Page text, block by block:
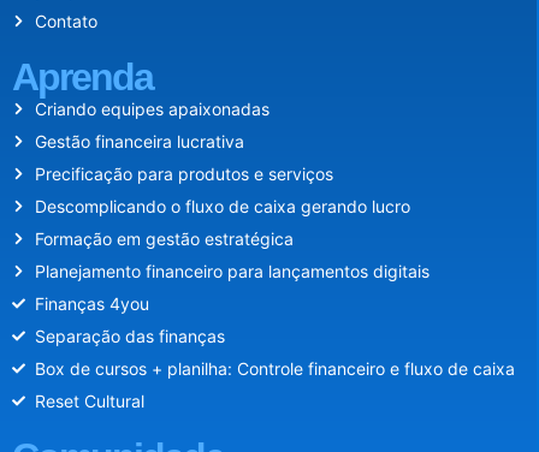
Contato
Aprenda
Criando equipes apaixonadas
Gestão financeira lucrativa
Precificação para produtos e serviços
Descomplicando o fluxo de caixa gerando lucro
Formação em gestão estratégica
Planejamento financeiro para lançamentos digitais
Finanças 4you
Separação das finanças
Box de cursos + planilha: Controle financeiro e fluxo de caixa
Reset Cultural